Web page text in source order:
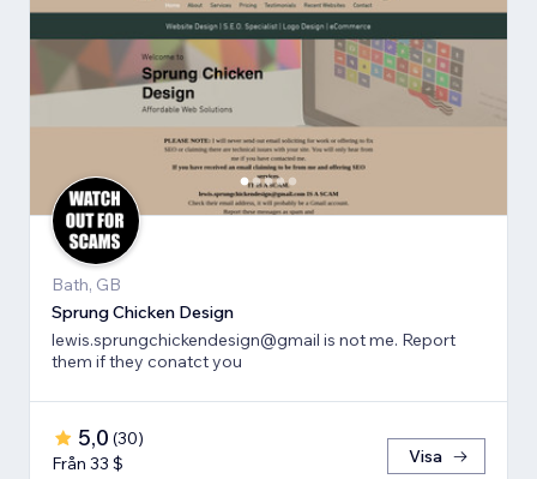
Bath, GB
Sprung Chicken Design
lewis.sprungchickendesign@gmail is not me. Report
them if they conatct you
5,0 (30)
Från 33 $
Visa